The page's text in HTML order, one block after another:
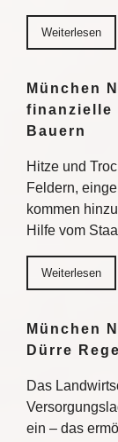
Weiterlesen
München
finanzielle
Bauern
Hitze und
Feldern,
kommen
Hilfe vom
Weiterlesen
München
Dürre
Das
ein – das